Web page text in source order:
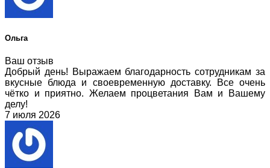
Ольга
Ваш отзыв
Добрый день! Выражаем благодарность сотрудникам за
вкусные блюда и своевременную доставку. Все очень
чётко и приятно. Желаем процветания Вам и Вашему
делу!
7 июля 2026